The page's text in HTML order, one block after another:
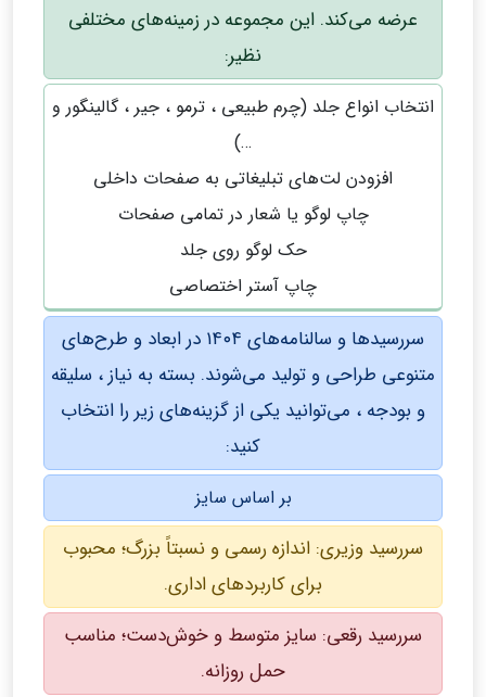
عرضه می‌کند. این مجموعه در زمینه‌های مختلفی
نظیر:
انتخاب انواع جلد (چرم طبیعی ، ترمو ، جیر ، گالینگور و
…)
افزودن لت‌های تبلیغاتی به صفحات داخلی
چاپ لوگو یا شعار در تمامی صفحات
حک لوگو روی جلد
چاپ آستر اختصاصی
سررسیدها و سالنامه‌های ۱۴۰۴ در ابعاد و طرح‌های
متنوعی طراحی و تولید می‌شوند. بسته به نیاز ، سلیقه
و بودجه ، می‌توانید یکی از گزینه‌های زیر را انتخاب
کنید:
بر اساس سایز
سررسید وزیری: اندازه رسمی و نسبتاً بزرگ؛ محبوب
برای کاربردهای اداری.
سررسید رقعی: سایز متوسط و خوش‌دست؛ مناسب
حمل روزانه.